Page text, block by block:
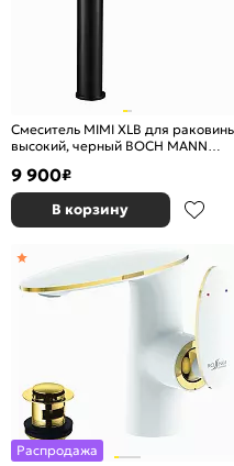
Смеситель MIMI XLB для
высокий, черный BOCH MANN
9 900₽
В корзину
Распродажа